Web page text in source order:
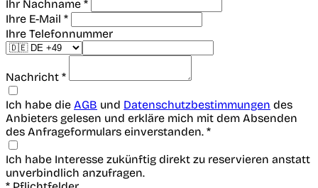
Ihr Nachname *
Ihre E-Mail *
Ihre Telefonnummer
Nachricht *
Ich habe die AGB und Datenschutzbestimmungen des
Anbieters gelesen und erkläre mich mit dem Absenden
des Anfrageformulars einverstanden. *
Ich habe Interesse zukünftig direkt zu reservieren anstatt
unverbindlich anzufragen.